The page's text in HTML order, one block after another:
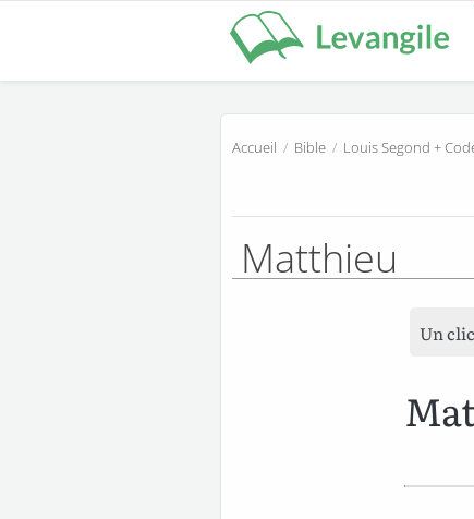
Accueil / Bible / Louis Segond +
Matthieu
Un